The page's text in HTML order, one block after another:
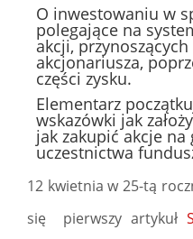
O inwestowaniu w
polegające na
akcji,
akcjonariusza,
części zysku.
Elementarz
wskazówki jak
jak zakupić akcje na
uczestnictwa
12 kwietnia w 25-tą
się pierwszy artykuł